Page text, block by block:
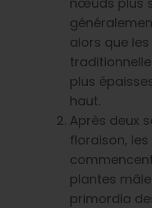
alors que
plus
haut.
Après deux
floraison,
plantes
primordia